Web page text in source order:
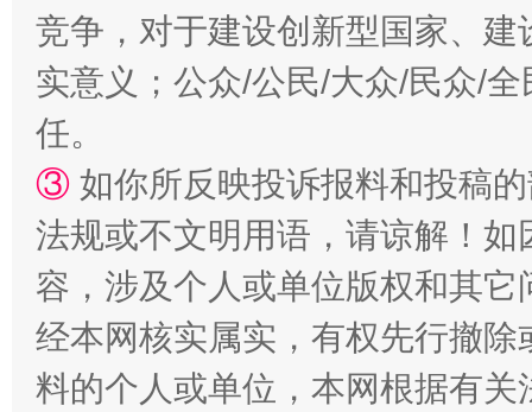
“蜀中异人”王建安的艺术幻境
竞争，对于建设创新型国家、
实意义；公众/公民/大众/民众/
任。
③ 如你所反映投诉报料和投稿
法规或不文明用语，请谅解！
容，涉及个人或单位版权和其它
经本网核实属实，有权先行撤
料的个人或单位，本网根据有